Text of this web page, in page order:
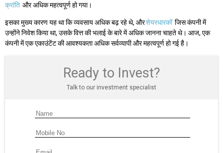
क्रांति और अधिक महत्वपूर्ण हो गया।
इसका मुख्य कारण यह था कि व्यवसाय अधिक बढ़ रहे थे, औरशेयरधारकों जिस कंपनी में
उन्होंने निवेश किया था, उसके वित्त की भलाई के बारे में अधिक जानना चाहते थे। आज, एक
कंपनी में एक एकाउंटेंट की आवश्यकता अधिक सर्वव्यापी और महत्वपूर्ण हो गई है।
Ready to Invest?
Talk to our investment specialist